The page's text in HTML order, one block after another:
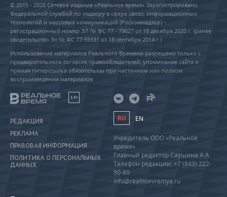
© 2015 - 2026 Сетевое издание «Реальное время» Зарегистрировано
Федеральной службой по надзору в сфере связи, информационных
технологий и массовых коммуникаций (Роскомнадзор) –
регистрационный номер ЭЛ № ФС 77 - 79627 от 18 декабря 2020 г. (ранее
свидетельство Эл № ФС 77-59331 от 18 сентября 2014 г.)
Использование материалов Реального Времени разрешено только с
предварительного согласия правообладателей, упоминание сайта и
прямая гиперссылка обязательны при частичном или полном
воспроизведении материалов.
18+
РЕДАКЦИЯ
РЕКЛАМА
ПРАВОВАЯ ИНФОРМАЦИЯ
ПОЛИТИКА О ПЕРСОНАЛЬНЫХ
ДАННЫХ
RU EN
Учредитель ООО «Реальное
время»
Главный редактор Саушина А.А.
Телефон редакции: +7 (843) 222-
90-80
info@realnoevremya.ru